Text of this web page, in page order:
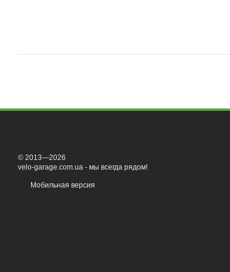
© 2013—2026
velo-garage.com.ua - мы всегда рядом!
Мобильная версия